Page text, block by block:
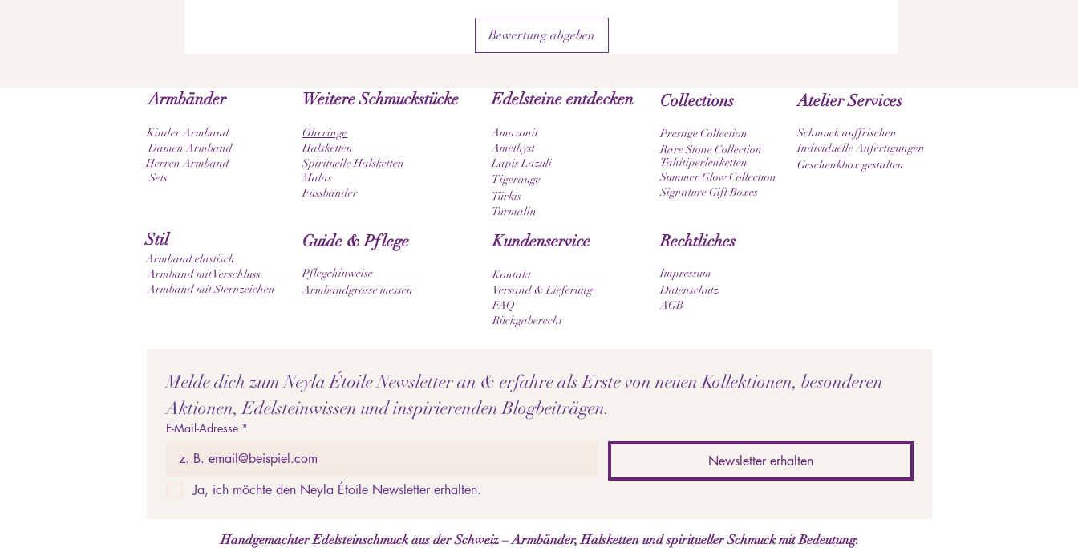
Bewertung abgeben
Weitere Schmuckstücke
Ohrringe
Halsketten
Spirituelle Halsketten
Malas
Fussbänder
Armbänder
Kinder Armband
Damen Armband
Herren Armband
Collections
Prestige Collection
Rare Stone Collection
Summer Glow Collection
Tahitiperlenketten
Signature Gift Boxes
Atelier Services
Schmuck auffrischen
Individuelle Anfertigungen
Geschenkbox gestalten
Sets
Edelsteine entdecken
Amazonit
Amethyst
Lapis Lazuli
Tigerauge
Türkis
Turmalin
Stil
Armband elastisch
Armband mit Verschluss
Armband mit Sternzeichen
Rechtliches
Impressum
Datenschutz
AGB
Kundenservice
Kontakt
Versand & Lieferung
FAQ
Rückgaberecht
Guide & Pflege
Pflegehinweise
Armbandgrösse messen
Melde dich zum Neyla Étoile Newsletter an & erfahre als Erste von neuen Kollektionen, besonderen
Aktionen, Edelsteinwissen und inspirierenden Blogbeiträgen.
E-Mail-Adresse *
Newsletter erhalten
Ja, ich möchte den Neyla Étoile Newsletter erhalten.
Handgemachter Edelsteinschmuck aus der Schweiz – Armbänder, Halsketten und spiritueller Schmuck mit Bedeutung.